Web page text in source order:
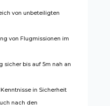
von unbeteiligten
von Flugmissionen im
sicher bis auf 5m nah an
in Sicherheit
nach den